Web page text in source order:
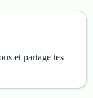
et partage tes